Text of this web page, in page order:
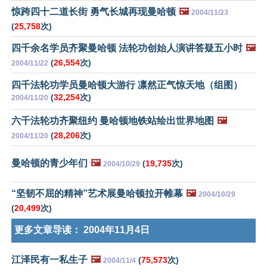
惊跨四十二道长街 勇气长城再现曼哈顿 🖼️ 2004/11/23
(25,758次)
四千余名学员齐聚曼哈顿 法轮功创始人演讲答疑五小时 🖼️
2004/11/22 (26,554次)
四千法轮功学员曼哈顿大游行 凛然正气惊天地（组图）
2004/11/20 (32,254次)
六千法轮功齐聚纽约 曼哈顿地铁站绘出世界地图 🖼️
2004/11/20 (28,206次)
曼哈顿的青少年们 🖼️ 2004/10/29 (19,735次)
“坚韧不屈的精神”艺术展曼哈顿拉开帷幕 🖼️ 2004/10/29
(20,499次)
更多文章导读： 2004年11月4日
江泽民有一私生子 🖼️ 2004/11/4 (75,573次)